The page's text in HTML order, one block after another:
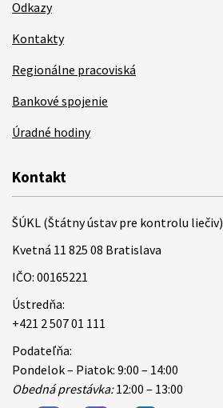
Odkazy
Kontakty
Regionálne pracoviská
Bankové spojenie
Úradné hodiny
Kontakt
ŠÚKL (Štátny ústav pre kontrolu liečiv)
Kvetná 11 825 08 Bratislava
IČO: 00165221
Ústredňa:
+421 2 507 01 111
Podateľňa:
Pondelok – Piatok: 9:00 – 14:00
Obedná prestávka:12:00 – 13:00